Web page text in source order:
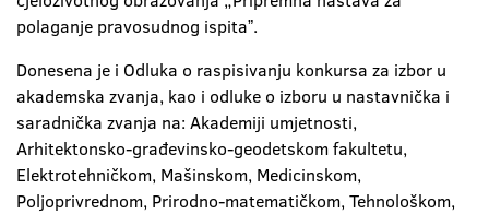
polaganje pravosudnog ispitaˮ.
Donesena je i Odluka o raspisivanju konkursa za izbor u
akademska zvanja, kao i odluke o izboru u nastavnička i
saradnička zvanja na: Akademiji umjetnosti,
Arhitektonsko-građevinsko-geodetskom fakultetu,
Elektrotehničkom, Mašinskom, Medicinskom,
Poljoprivrednom, Prirodno-matematičkom, Tehnološkom,